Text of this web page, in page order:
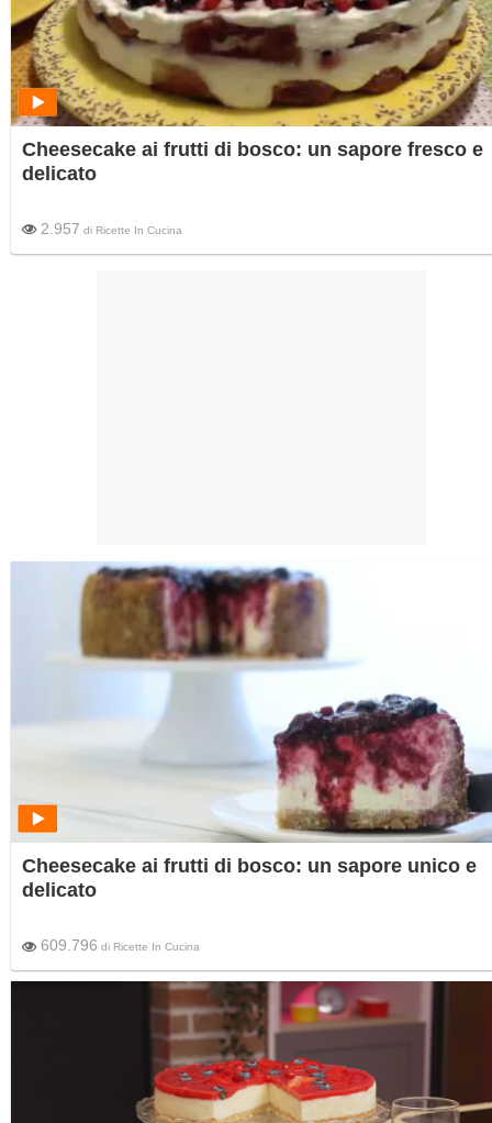
Cheesecake ai frutti di bosco: un sapore fresco e
delicato
2.957 di Ricette In Cucina
Cheesecake ai frutti di bosco: un sapore unico e
delicato
609.796 di Ricette In Cucina